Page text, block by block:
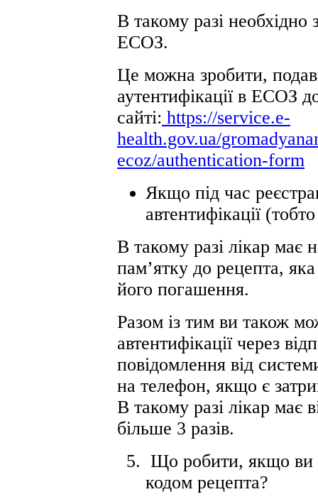
В такому разі необхідно
ЕСОЗ.
Це можна зробити,
аутентифікації в ЕСОЗ
сайті: https://service.e-
health.gov.ua/
ecoz/authentication-form
Якщо під час
автентифікації
В такому разі лікар має
памʼятку до рецепта,
його погашення.
Разом із тим ви також
автентифікації через
повідомлення від
на телефон, якщо є
В такому разі лікар має
більше 3 разів.
Що робити, якщо ви
кодом рецепта?